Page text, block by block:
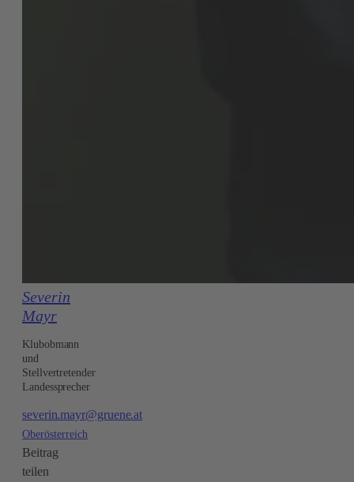
Severin
Mayr
Klubobmann
und
Stellvertretender
Landessprecher
severin.mayr@gruene.at
Oberösterreich
Beitrag
teilen